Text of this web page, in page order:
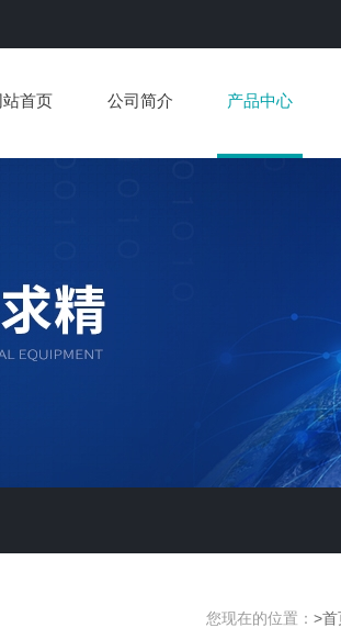
站首页 公司简介 产品中心
您现在的位置： >首